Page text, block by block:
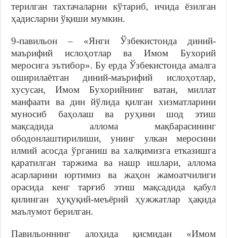
терилган тахтачаларни кўтариб, ичида ёзилган
ҳадисларни ўқиши мумкин.
9-павильон – «Янги Ўзбекистонда диний-
маърифий ислоҳотлар ва Имом Бухорий
меросига эътибор». Бу ерда Ўзбекистонда амалга
оширилаётган диний-маърифий ислоҳотлар,
хусусан, Имом Бухорийнинг ватан, миллат
манфаати ва дин йўлида қилган хизматларини
муносиб баҳолаш ва руҳини шод этиш
мақсадида аллома мақбарасининг
ободонлаштирилиши, унинг улкан меросини
илмий асосда ўрганиш ва халқимизга етказишга
қаратилган таржима ва нашр ишлари, аллома
асарларини юртимиз ва жаҳон жамоатчилиги
орасида кенг тарғиб этиш мақсадида қабул
қилинган ҳуқуқий-меъёрий ҳужжатлар ҳақида
маълумот берилган.
Павильоннинг алоҳида қисмидан «Имом